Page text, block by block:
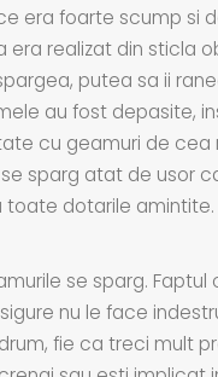
era foarte scump si
era realizat din sticla
putea sa ii
au fost depasite,
cu geamuri de cea
sparg atat de usor
toate dotarile amintite.
se sparg. Faptul
nu le face
fie ca treci mult